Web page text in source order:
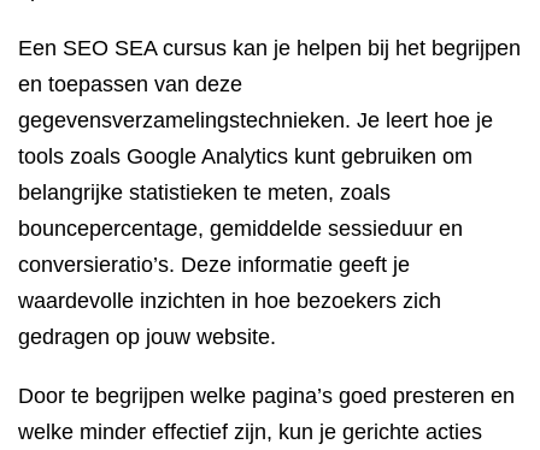
Een SEO SEA cursus kan je helpen bij het begrijpen
en toepassen van deze
gegevensverzamelingstechnieken. Je leert hoe je
tools zoals Google Analytics kunt gebruiken om
belangrijke statistieken te meten, zoals
bouncepercentage, gemiddelde sessieduur en
conversieratio’s. Deze informatie geeft je
waardevolle inzichten in hoe bezoekers zich
gedragen op jouw website.
Door te begrijpen welke pagina’s goed presteren en
welke minder effectief zijn, kun je gerichte acties